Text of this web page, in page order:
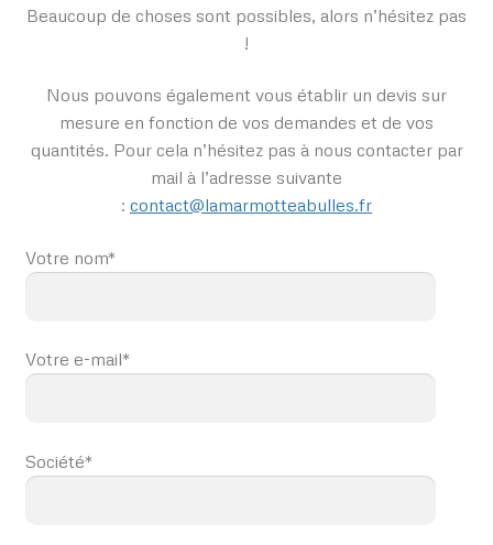
Beaucoup de choses sont possibles, alors n’hésitez pas
!
Nous pouvons également vous établir un devis sur
mesure en fonction de vos demandes et de vos
quantités. Pour cela n’hésitez pas à nous contacter par
mail à l’adresse suivante
: contact@lamarmotteabulles.fr
Votre nom*
Votre e-mail*
Société*